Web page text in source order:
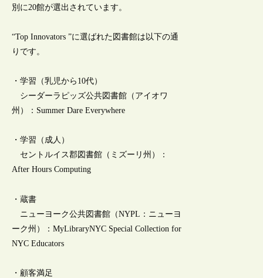
別に20館が選出されています。
“Top Innovators ”に選ばれた図書館は以下の通
りです。
・学習（乳児から10代）
シーダーラピッズ公共図書館（アイオワ
州）：Summer Dare Everywhere
・学習（成人）
セントルイス郡図書館（ミズーリ州）：
After Hours Computing
・蔵書
ニューヨーク公共図書館（NYPL：ニューヨ
ーク州）：MyLibraryNYC Special Collection for
NYC Educators
・顧客満足